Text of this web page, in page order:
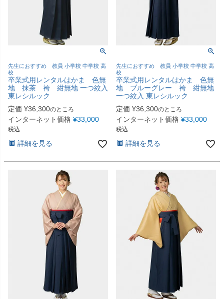
先生におすすめ 教員 小学校 中学校 高
校
卒業式用レンタルはかま 色無
地 抹茶 袴 紺無地 一つ紋入
東レシルック
定価 ¥36,300のところ
インターネット価格 ¥33,000
税込
詳細を見る
先生におすすめ 教員 小学校 中学校 高
校
卒業式用レンタルはかま 色無
地 ブルーグレー 袴 紺無地
一つ紋入 東レシルック
定価 ¥36,300のところ
インターネット価格 ¥33,000
税込
詳細を見る